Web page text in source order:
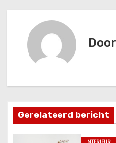
r
t
n
a
Door
Gerelateerd bericht